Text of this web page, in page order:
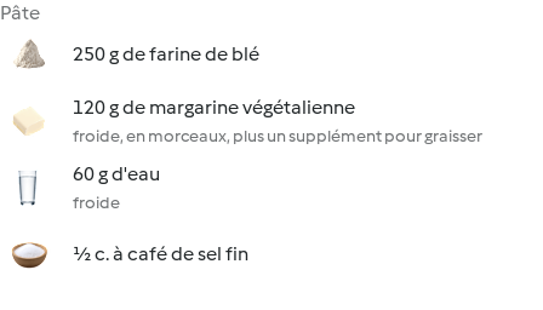
Pâte
250 g de farine de blé
120 g de margarine végétalienne
froide, en morceaux, plus un supplément pour graisser
60 g d'eau
froide
½ c. à café de sel fin